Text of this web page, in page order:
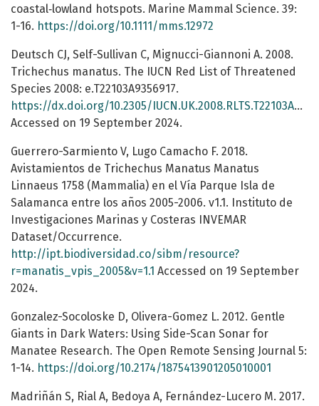
coastal‐lowland hotspots. Marine Mammal Science. 39:
1-16. https://doi.org/10.1111/mms.12972
Deutsch CJ, Self-Sullivan C, Mignucci-Giannoni A. 2008.
Trichechus manatus. The IUCN Red List of Threatened
Species 2008: e.T22103A9356917.
https://dx.doi.org/10.2305/IUCN.UK.2008.RLTS.T22103A9356917.en
Accessed on 19 September 2024.
Guerrero-Sarmiento V, Lugo Camacho F. 2018.
Avistamientos de Trichechus Manatus Manatus
Linnaeus 1758 (Mammalia) en el Vía Parque Isla de
Salamanca entre los años 2005-2006. v1.1. Instituto de
Investigaciones Marinas y Costeras INVEMAR
Dataset/Occurrence.
http://ipt.biodiversidad.co/sibm/resource?
r=manatis_vpis_2005&v=1.1 Accessed on 19 September
2024.
Gonzalez-Socoloske D, Olivera-Gomez L. 2012. Gentle
Giants in Dark Waters: Using Side-Scan Sonar for
Manatee Research. The Open Remote Sensing Journal 5:
1-14. https://doi.org/10.2174/1875413901205010001
Madriñán S, Rial A, Bedoya A, Fernández-Lucero M. 2017.